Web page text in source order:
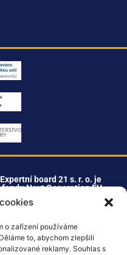
o zařízení používáme
to, abychom zlepšili
reklamy. Souhlas s
board 21 s. r. o. je
Next Generation EU.
211